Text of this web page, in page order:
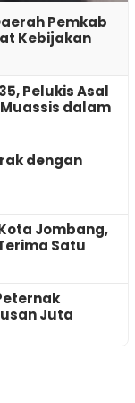
Pemkab
Kebijakan
Pelukis Asal
dalam
dengan
Jombang,
Satu
Juta